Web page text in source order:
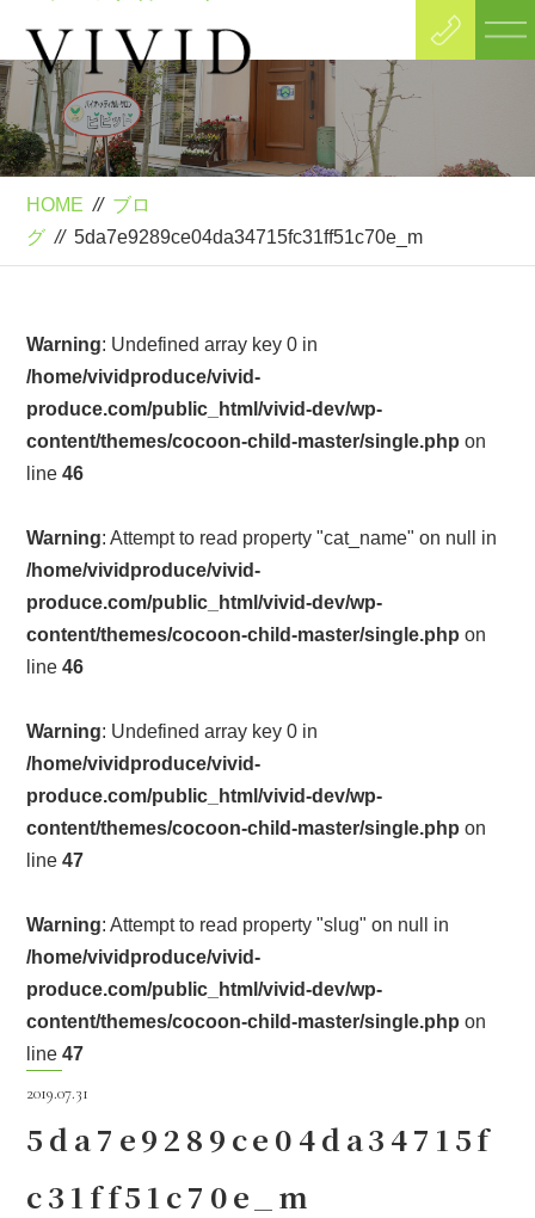
Blog
ブログ
HOME // ブロ
グ // 5da7e9289ce04da34715fc31ff51c70e_m
Warning: Undefined array key 0 in
/home/vividproduce/vivid-
produce.com/public_html/vivid-dev/wp-
content/themes/cocoon-child-master/single.php on
line46
Warning: Attempt to read property "cat_name" on null in
/home/vividproduce/vivid-
produce.com/public_html/vivid-dev/wp-
content/themes/cocoon-child-master/single.php on
line46
Warning: Undefined array key 0 in
/home/vividproduce/vivid-
produce.com/public_html/vivid-dev/wp-
content/themes/cocoon-child-master/single.php on
line47
Warning: Attempt to read property "slug" on null in
/home/vividproduce/vivid-
produce.com/public_html/vivid-dev/wp-
content/themes/cocoon-child-master/single.php on
line47
2019.07.31
5da7e9289ce04da34715f
c31ff51c70e_m